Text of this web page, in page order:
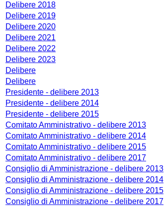
Delibere 2018
Delibere 2019
Delibere 2020
Delibere 2021
Delibere 2022
Delibere 2023
Delibere
Delibere
Presidente - delibere 2013
Presidente - delibere 2014
Presidente - delibere 2015
Comitato Amministrativo - delibere 2013
Comitato Amministrativo - delibere 2014
Comitato Amministrativo - delibere 2015
Comitato Amministrativo - delibere 2017
Consiglio di Amministrazione - delibere 2013
Consiglio di Amministrazione - delibere 2014
Consiglio di Amministrazione - delibere 2015
Consiglio di Amministrazione - delibere 2017